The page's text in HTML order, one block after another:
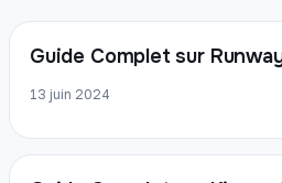
Guide Complet sur
13 juin 2024